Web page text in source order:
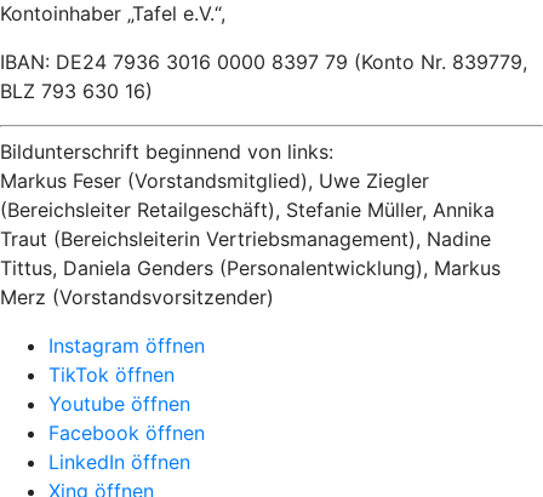
Kontoinhaber „Tafel e.V.“,
IBAN: DE24 7936 3016 0000 8397 79 (Konto Nr. 839779,
BLZ 793 630 16)
Bildunterschrift beginnend von links:
Markus Feser (Vorstandsmitglied), Uwe Ziegler
(Bereichsleiter Retailgeschäft), Stefanie Müller, Annika
Traut (Bereichsleiterin Vertriebsmanagement), Nadine
Tittus, Daniela Genders (Personalentwicklung), Markus
Merz (Vorstandsvorsitzender)
Instagram öffnen
TikTok öffnen
Youtube öffnen
Facebook öffnen
LinkedIn öffnen
Xing öffnen